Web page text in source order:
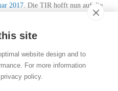
2017. Die TIR hofft nun auf die
site
website design and to
For more information
policy.